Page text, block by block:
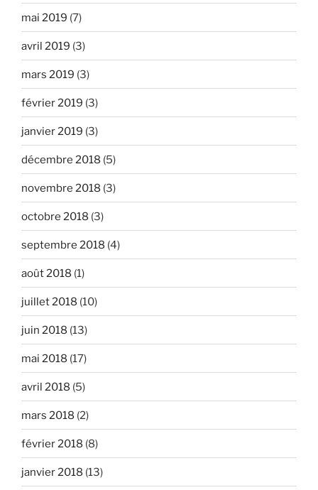
mai 2019 (7)
avril 2019 (3)
mars 2019 (3)
février 2019 (3)
janvier 2019 (3)
décembre 2018 (5)
novembre 2018 (3)
octobre 2018 (3)
septembre 2018 (4)
août 2018 (1)
juillet 2018 (10)
juin 2018 (13)
mai 2018 (17)
avril 2018 (5)
mars 2018 (2)
février 2018 (8)
janvier 2018 (13)